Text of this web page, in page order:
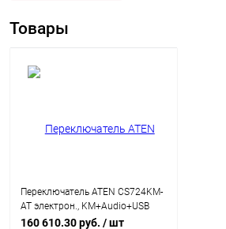
Товары
Переключатель ATEN CS724KM-
AT электрон., KM+Audio+USB
2.0, 1 user USB 4 cpu USB, со
160 610.30 руб. / шт